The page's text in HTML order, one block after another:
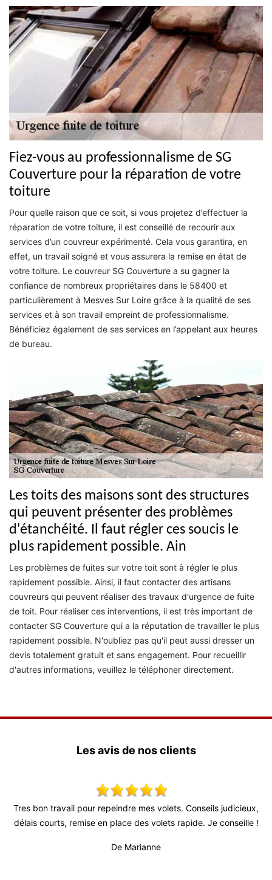
Fiez-vous au professionnalisme de SG
Couverture pour la réparation de votre
toiture
Pour quelle raison que ce soit, si vous projetez d’effectuer la
réparation de votre toiture, il est conseillé de recourir aux
services d’un couvreur expérimenté. Cela vous garantira, en
effet, un travail soigné et vous assurera la remise en état de
votre toiture. Le couvreur SG Couverture a su gagner la
confiance de nombreux propriétaires dans le 58400 et
particulièrement à Mesves Sur Loire grâce à la qualité de ses
services et à son travail empreint de professionnalisme.
Bénéficiez également de ses services en l’appelant aux heures
de bureau.
Les toits des maisons sont des structures
qui peuvent présenter des problèmes
d'étanchéité. Il faut régler ces soucis le
plus rapidement possible. Ain
Les problèmes de fuites sur votre toit sont à régler le plus
rapidement possible. Ainsi, il faut contacter des artisans
couvreurs qui peuvent réaliser des travaux d'urgence de fuite
de toit. Pour réaliser ces interventions, il est très important de
contacter SG Couverture qui a la réputation de travailler le plus
rapidement possible. N'oubliez pas qu'il peut aussi dresser un
devis totalement gratuit et sans engagement. Pour recueillir
d'autres informations, veuillez le téléphoner directement.
Les avis de nos clients
mes volets. Conseils judicieux,
des volets rapide. Je conseille !
Super travail ! Équipe très